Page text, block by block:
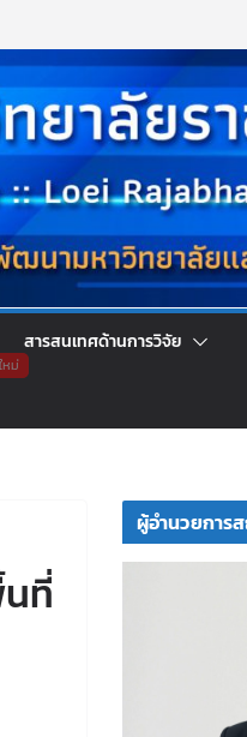
สารสนเทศด้านการวิจัย
ที่
ผู้อำนวยการ